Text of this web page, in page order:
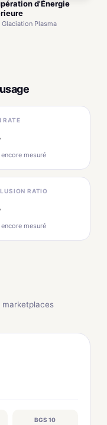
d'Énergie
Glaciation Plasma
RATE
encore mesuré
RATIO
encore mesuré
BGS 10